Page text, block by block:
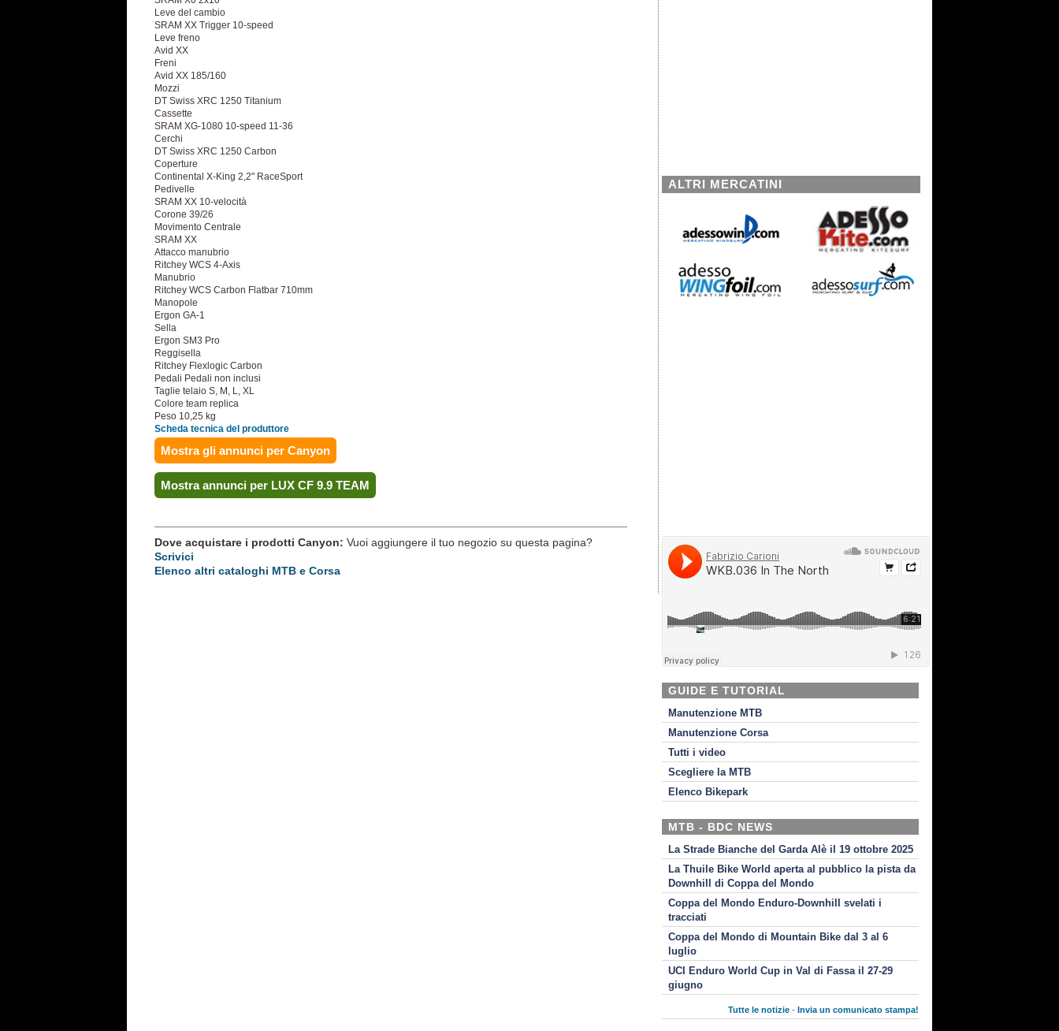
Leve del cambio
SRAM XX Trigger 10-speed
Leve freno
Avid XX
Freni
Avid XX 185/160
Mozzi
DT Swiss XRC 1250 Titanium
Cassette
SRAM XG-1080 10-speed 11-36
Cerchi
DT Swiss XRC 1250 Carbon
Coperture
Continental X-King 2,2" RaceSport
Pedivelle
SRAM XX 10-velocità
Corone 39/26
Movimento Centrale
SRAM XX
Attacco manubrio
Ritchey WCS 4-Axis
Manubrio
Ritchey WCS Carbon Flatbar 710mm
Manopole
Ergon GA-1
Sella
Ergon SM3 Pro
Reggisella
Ritchey Flexlogic Carbon
Pedali Pedali non inclusi
Taglie telaio S, M, L, XL
Colore team replica
Peso 10,25 kg
Scheda tecnica del produttore
Mostra gli annunci per Canyon
Mostra annunci per LUX CF 9.9 TEAM
Dove acquistare i prodotti Canyon: Vuoi aggiungere il tuo negozio su questa pagina?
Scrivici
Elenco altri cataloghi MTB e Corsa
ALTRI MERCATINI
GUIDE E TUTORIAL
Manutenzione MTB
Manutenzione Corsa
Tutti i video
Scegliere la MTB
Elenco Bikepark
MTB - BDC NEWS
La Strade Bianche del Garda Alè il 19 ottobre 2025
La Thuile Bike World aperta al pubblico la pista da
Downhill di Coppa del Mondo
Coppa del Mondo Enduro-Downhill svelati i
tracciati
Coppa del Mondo di Mountain Bike dal 3 al 6
luglio
UCI Enduro World Cup in Val di Fassa il 27-29
giugno
Tutte le notizie -Invia un comunicato stampa!